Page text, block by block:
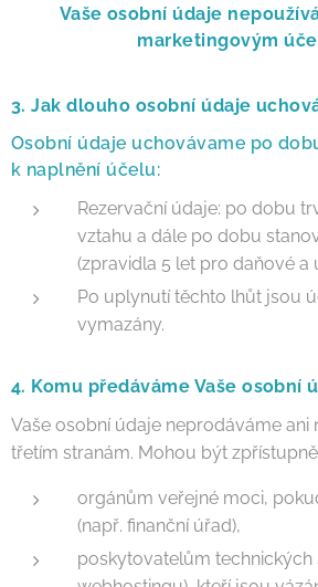
Vaše osobní údaje
marketingovým
3. Jak dlouho osobní údaje
Osobní údaje uchovávame po
k naplnění účelu:
Rezervační údaje: po dobu
vztahu a dále po dobu
(zpravidla 5 let pro daňové a
Po uplynutí těchto lhůt jsou
vymazány.
4. Komu předáváme Vaše osobní
Vaše osobní údaje neprodáváme ani
třetím stranám. Mohou být
orgánům veřejné moci,
(např. finanční úřad),
poskytovatelům technických